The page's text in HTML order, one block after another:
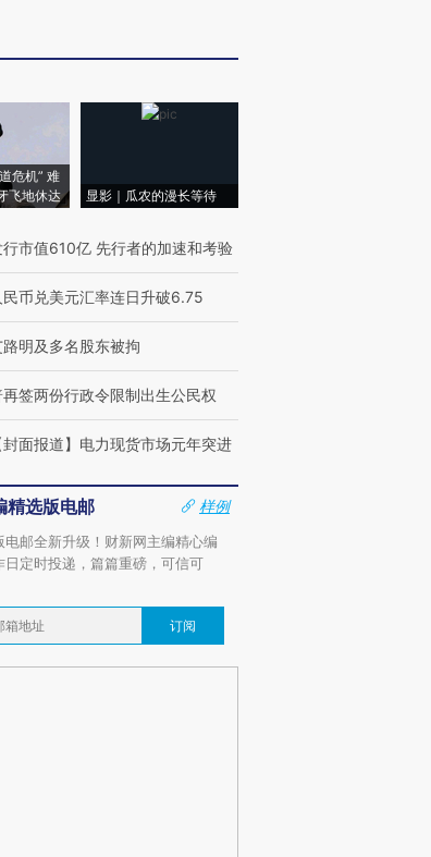
危机” 难
飞地休达
显影｜瓜农的漫长等待
市值610亿 先行者的加速和考验
币兑美元汇率连日升破6.75
路明及多名股东被拘
签两份行政令限制出生公民权
封面报道】电力现货市场元年突进
精选版电邮
样例
电邮全新升级！财新网主编精心编
日定时投递，篇篇重磅，可信可
订阅